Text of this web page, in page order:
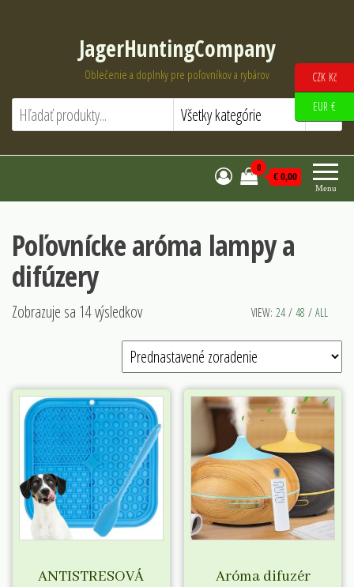
JagerHuntingCompany
Oblečenie a doplnky pre poľovníkov a rybárov
Menu
0
€ 0,00
Poľovnícke aróma lampy a
difúzery
VIEW: 24 / 48 / ALL
Zobrazuje sa 14 výsledkov
ANTISTRESOVÁ
Aróma difuzér
CZK Kč
EUR €